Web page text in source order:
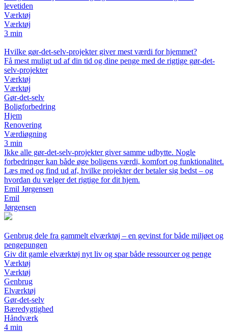
levetiden
Værktøj
Værktøj
3 min
Hvilke gør-det-selv-projekter giver mest værdi for hjemmet?
Få mest muligt ud af din tid og dine penge med de rigtige gør-det-
selv-projekter
Værktøj
Værktøj
Gør-det-selv
Boligforbedring
Hjem
Renovering
Værdiøgning
3 min
Ikke alle gør-det-selv-projekter giver samme udbytte. Nogle
forbedringer kan både øge boligens værdi, komfort og funktionalitet.
Læs med og find ud af, hvilke projekter der betaler sig bedst – og
hvordan du vælger det rigtige for dit hjem.
Emil Jørgensen
Emil
Jørgensen
Genbrug dele fra gammelt elværktøj – en gevinst for både miljøet og
pengepungen
Giv dit gamle elværktøj nyt liv og spar både ressourcer og penge
Værktøj
Værktøj
Genbrug
Elværktøj
Gør-det-selv
Bæredygtighed
Håndværk
4 min